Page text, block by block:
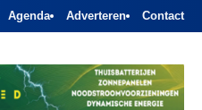
Agenda Adverteren Contact